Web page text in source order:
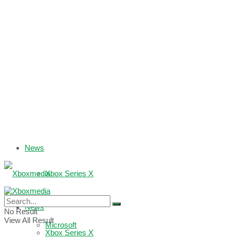
News
Xbox Series X
Microsoft
News
Xbox Series X
No Result
View All Result